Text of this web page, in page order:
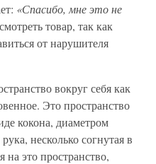
«Спасибо, мне это не
товар, так как
от нарушителя
вокруг себя как
Это пространство
кокона, диаметром
несколько согнутая в
на это пространство,